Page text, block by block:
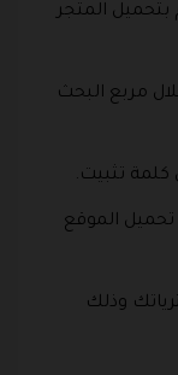
المتجر
مربع البحث
كلمة تثبيت.
الموقع
مشترياتك وذلك